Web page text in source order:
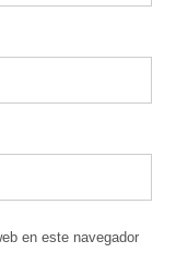
en este navegador